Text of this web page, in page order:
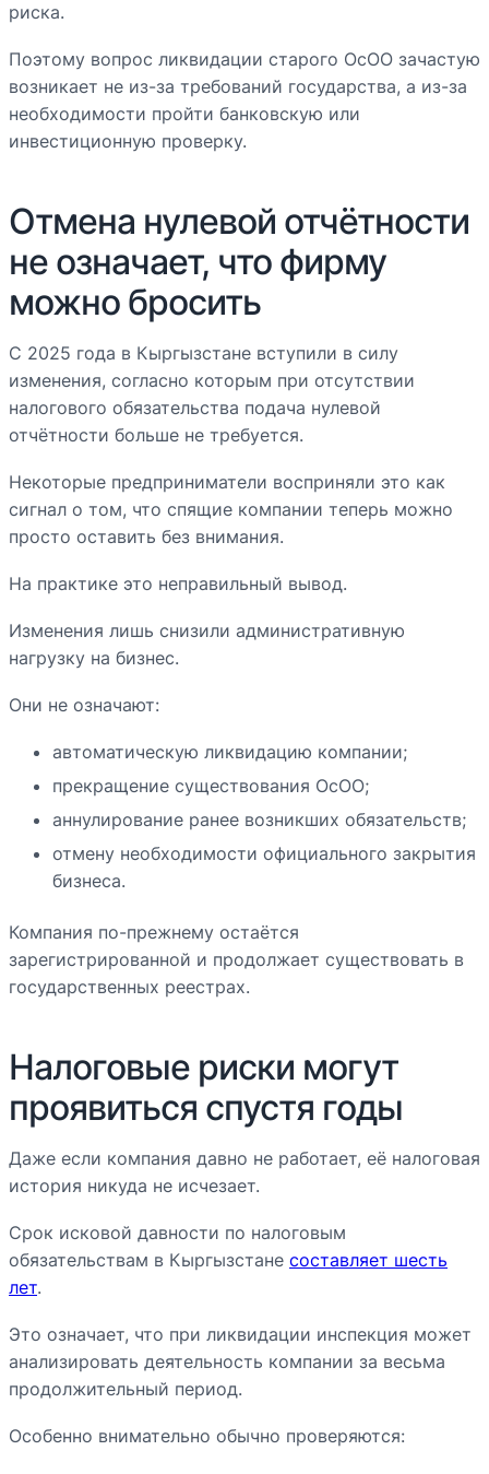
риска.
Поэтому вопрос ликвидации старого ОсОО зачастую
возникает не из-за требований государства, а из-за
необходимости пройти банковскую или
инвестиционную проверку.
Отмена нулевой отчётности
не означает, что фирму
можно бросить
С 2025 года в Кыргызстане вступили в силу
изменения, согласно которым при отсутствии
налогового обязательства подача нулевой
отчётности больше не требуется.
Некоторые предприниматели восприняли это как
сигнал о том, что спящие компании теперь можно
просто оставить без внимания.
На практике это неправильный вывод.
Изменения лишь снизили административную
нагрузку на бизнес.
Они не означают:
автоматическую ликвидацию компании;
прекращение существования ОсОО;
аннулирование ранее возникших обязательств;
отмену необходимости официального закрытия
бизнеса.
Компания по-прежнему остаётся
зарегистрированной и продолжает существовать в
государственных реестрах.
Налоговые риски могут
проявиться спустя годы
Даже если компания давно не работает, её налоговая
история никуда не исчезает.
Срок исковой давности по налоговым
обязательствам в Кыргызстане составляет шесть
лет.
Это означает, что при ликвидации инспекция может
анализировать деятельность компании за весьма
продолжительный период.
Особенно внимательно обычно проверяются: